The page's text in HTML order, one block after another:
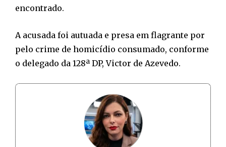
encontrado.
A acusada foi autuada e presa em flagrante por
pelo crime de homicídio consumado, conforme
o delegado da 128ª DP, Victor de Azevedo.